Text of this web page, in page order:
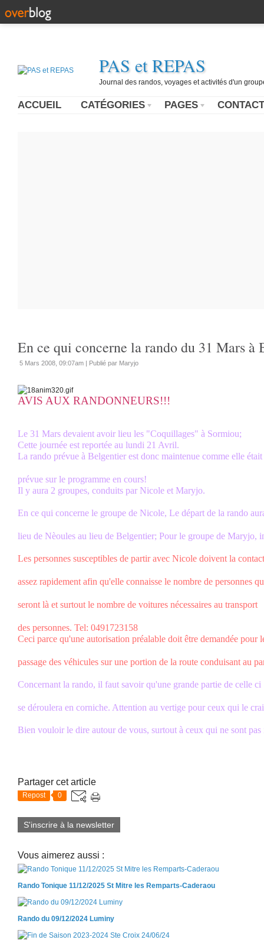
PAS et REPAS
Journal des randos, voyages et activités d'un
ACCUEIL CATÉGORIES PAGES CONTACT
En ce qui concerne la rando du 31 Mars à
5 Mars 2008, 09:07am | Publié par Maryjo
AVIS AUX RANDONNEURS!!!
Le 31 Mars devaient avoir lieu les "Coquillages" à Sormiou;
Cette journée est reportée au lundi 21 Avril.
La rando prévue à Belgentier est donc maintenue comme elle était
prévue sur le programme en cours!
Il y aura 2 groupes, conduits par Nicole et Maryjo.
En ce qui concerne le groupe de Nicole, Le départ de la rando
lieu de Nèoules au lieu de Belgentier; Pour le groupe de Maryjo,
Les personnes susceptibles de partir avec Nicole doivent la
assez rapidement afin qu'elle connaisse le nombre de personnes
seront là et surtout le nombre de voitures nécessaires au transport
des personnes. Tel: 0491723158
Ceci parce qu'une autorisation préalable doit être demandée pour
passage des véhicules sur une portion de la route conduisant au
Concernant la rando, il faut savoir qu'une grande partie de celle ci
se déroulera en corniche. Attention au vertige pour ceux qui le
Bien vouloir le dire autour de vous, surtout à ceux qui ne sont
Partager cet article
Repost 0
S'inscrire à la newsletter
Vous aimerez aussi :
Rando Tonique 11/12/2025 St Mitre les Remparts-Caderaou
Rando du 09/12/2024 Luminy